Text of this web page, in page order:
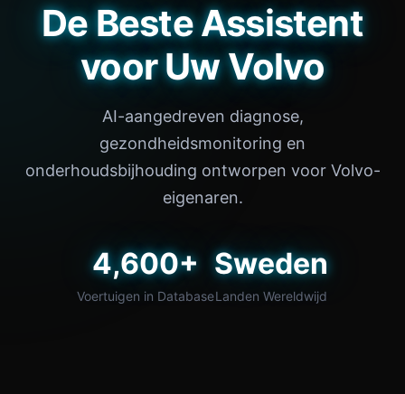
De Beste Assistent
voor Uw Volvo
AI-aangedreven diagnose,
gezondheidsmonitoring en
onderhoudsbijhouding ontworpen voor Volvo-
eigenaren.
4,600+
Voertuigen in Database
Sweden
Landen Wereldwijd